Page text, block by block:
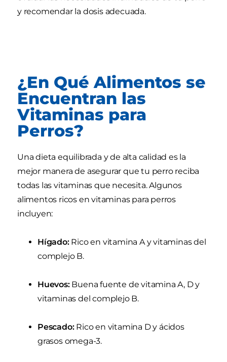
y recomendar la dosis adecuada.
¿En Qué Alimentos se
Encuentran las
Vitaminas para
Perros?
Una dieta equilibrada y de alta calidad es la
mejor manera de asegurar que tu perro reciba
todas las vitaminas que necesita. Algunos
alimentos ricos en vitaminas para perros
incluyen:
Hígado:Rico en vitamina A y vitaminas del
complejo B.
Huevos:Buena fuente de vitamina A, D y
vitaminas del complejo B.
Pescado:Rico en vitamina D y ácidos
grasos omega-3.